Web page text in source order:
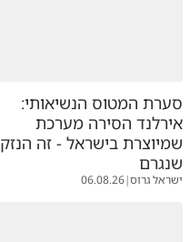
סערת המטוס הנשיאותי:
אירלנד הסירה מערכת
שמיוצרת בישראל - זה הנזק
שנגרם
ישראל גרוס|
06.08.26